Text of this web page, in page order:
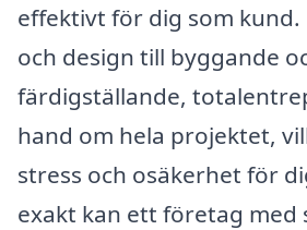
effektivt för dig som kund.
och design till byggande
färdigställande,
hand om hela projektet,
stress och osäkerhet för
exakt kan ett företag med